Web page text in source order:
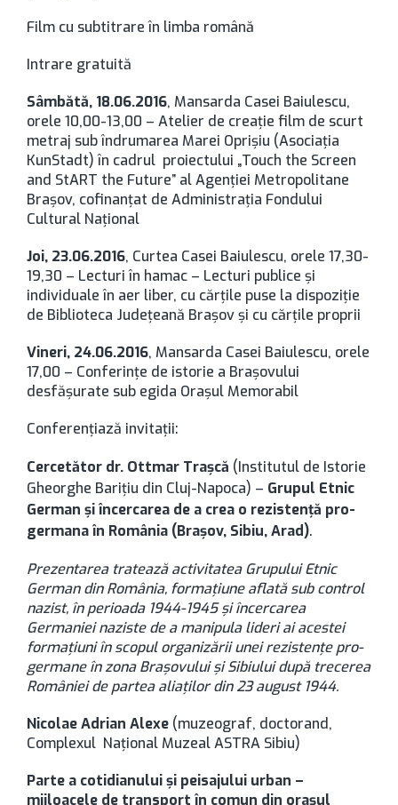
Film cu subtitrare în limba română
Intrare gratuită
Sâmbătă, 18.06.2016, Mansarda Casei Baiulescu,
orele 10,00-13,00 – Atelier de creaţie film de scurt
metraj sub îndrumarea Marei Oprişiu (Asociaţia
KunStadt) în cadrul proiectului „Touch the Screen
and StART the Future” al Agenţiei Metropolitane
Braşov, cofinanţat de Administraţia Fondului
Cultural Naţional
Joi, 23.06.2016, Curtea Casei Baiulescu, orele 17,30-
19,30 – Lecturi în hamac – Lecturi publice şi
individuale în aer liber, cu cărţile puse la dispoziţie
de Biblioteca Judeţeană Braşov şi cu cărţile proprii
Vineri, 24.06.2016, Mansarda Casei Baiulescu, orele
17,00 – Conferinţe de istorie a Braşovului
desfăşurate sub egida Oraşul Memorabil
Conferenţiază invitaţii:
Cercetător dr. Ottmar Traşcă (Institutul de Istorie
Gheorghe Barițiu din Cluj-Napoca) – Grupul Etnic
German și încercarea de a crea o rezistență pro-
germana în România (Brașov, Sibiu, Arad).
Prezentarea tratează activitatea Grupului Etnic
German din România, formațiune aflată sub control
nazist, în perioada 1944-1945 și încercarea
Germaniei naziste de a manipula lideri ai acestei
formațiuni în scopul organizării unei rezistențe pro-
germane în zona Brașovului și Sibiului după trecerea
României de partea aliaților din 23 august 1944.
Nicolae Adrian Alexe (muzeograf, doctorand,
Complexul Național Muzeal ASTRA Sibiu)
Parte a cotidianului și peisajului urban –
mijloacele de transport în comun din orașul